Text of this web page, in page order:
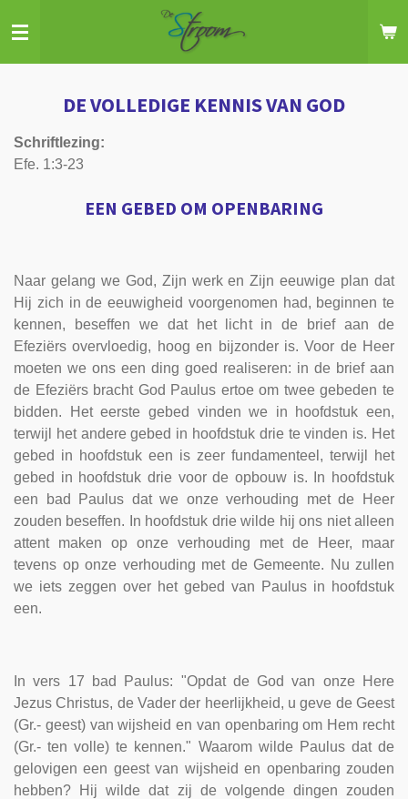
direct
naar
hoofdinhoudDE VOLLEDIGE KENNIS VAN GOD
Schriftlezing:
Efe. 1:3-23
EEN GEBED OM OPENBARING
Naar gelang we God, Zijn werk en Zijn eeuwige plan dat
Hij zich in de eeuwigheid voorgenomen had, beginnen te
kennen, beseffen we dat het licht in de brief aan de
Efeziërs overvloedig, hoog en bijzonder is. Voor de Heer
moeten we ons een ding goed realiseren: in de brief aan
de Efeziërs bracht God Paulus ertoe om twee gebeden te
bidden. Het eerste gebed vinden we in hoofdstuk een,
terwijl het andere gebed in hoofdstuk drie te vinden is. Het
gebed in hoofdstuk een is zeer fundamenteel, terwijl het
gebed in hoofdstuk drie voor de opbouw is. In hoofdstuk
een bad Paulus dat we onze verhouding met de Heer
zouden beseffen. In hoofdstuk drie wilde hij ons niet alleen
attent maken op onze verhouding met de Heer, maar
tevens op onze verhouding met de Gemeente. Nu zullen
we iets zeggen over het gebed van Paulus in hoofdstuk
een.
In vers 17 bad Paulus: "Opdat de God van onze Here
Jezus Christus, de Vader der heerlijkheid, u geve de Geest
(Gr.- geest) van wijsheid en van openbaring om Hem recht
(Gr.- ten volle) te kennen." Waarom wilde Paulus dat de
gelovigen een geest van wijsheid en openbaring zouden
hebben? Hij wilde dat zij de volgende dingen zouden